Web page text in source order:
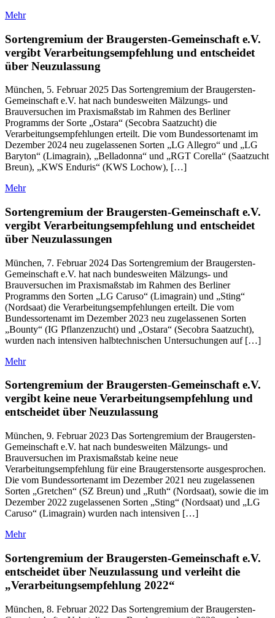
Mehr
Sortengremium der Braugersten-Gemeinschaft e.V.
vergibt Verarbeitungsempfehlung und entscheidet
über Neuzulassung
München, 5. Februar 2025 Das Sortengremium der Braugersten-
Gemeinschaft e.V. hat nach bundesweiten Mälzungs- und
Brauversuchen im Praxismaßstab im Rahmen des Berliner
Programms der Sorte „Ostara“ (Secobra Saatzucht) die
Verarbeitungsempfehlungen erteilt. Die vom Bundessortenamt im
Dezember 2024 neu zugelassenen Sorten „LG Allegro“ und „LG
Baryton“ (Limagrain), „Belladonna“ und „RGT Corella“ (Saatzucht
Breun), „KWS Enduris“ (KWS Lochow), […]
Mehr
Sortengremium der Braugersten-Gemeinschaft e.V.
vergibt Verarbeitungsempfehlung und entscheidet
über Neuzulassungen
München, 7. Februar 2024 Das Sortengremium der Braugersten-
Gemeinschaft e.V. hat nach bundesweiten Mälzungs- und
Brauversuchen im Praxismaßstab im Rahmen des Berliner
Programms den Sorten „LG Caruso“ (Limagrain) und „Sting“
(Nordsaat) die Verarbeitungsempfehlungen erteilt. Die vom
Bundessortenamt im Dezember 2023 neu zugelassenen Sorten
„Bounty“ (IG Pflanzenzucht) und „Ostara“ (Secobra Saatzucht),
wurden nach intensiven halbtechnischen Untersuchungen auf […]
Mehr
Sortengremium der Braugersten-Gemeinschaft e.V.
vergibt keine neue Verarbeitungsempfehlung und
entscheidet über Neuzulassung
München, 9. Februar 2023 Das Sortengremium der Braugersten-
Gemeinschaft e.V. hat nach bundesweiten Mälzungs- und
Brauversuchen im Praxismaßstab keine neue
Verarbeitungsempfehlung für eine Braugerstensorte ausgesprochen.
Die vom Bundessortenamt im Dezember 2021 neu zugelassenen
Sorten „Gretchen“ (SZ Breun) und „Ruth“ (Nordsaat), sowie die im
Dezember 2022 zugelassenen Sorten „Sting“ (Nordsaat) und „LG
Caruso“ (Limagrain) wurden nach intensiven […]
Mehr
Sortengremium der Braugersten-Gemeinschaft e.V.
entscheidet über Neuzulassung und verleiht die
„Verarbeitungsempfehlung 2022“
München, 8. Februar 2022 Das Sortengremium der Braugersten-